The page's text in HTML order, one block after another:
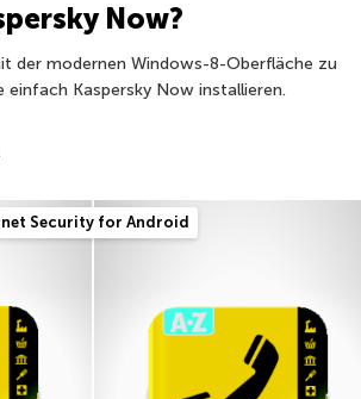
Now?
der modernen Windows-8-Oberfläche zu
einfach Kaspersky Now installieren.
Security for Android